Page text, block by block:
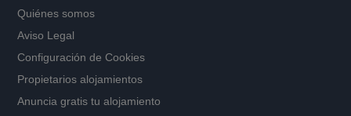
Quiénes somos
Aviso Legal
Configuración de Cookies
Propietarios alojamientos
Anuncia gratis tu alojamiento